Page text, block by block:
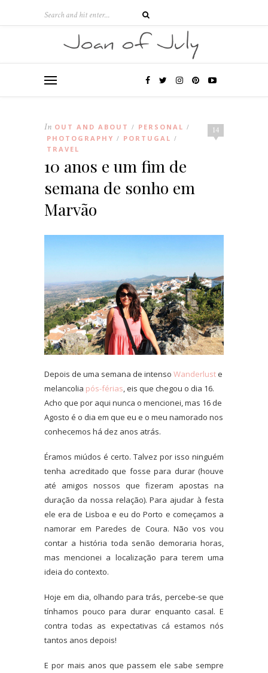
14
In OUT AND ABOUT / PERSONAL /
PHOTOGRAPHY / PORTUGAL /
TRAVEL
10 anos e um fim de
semana de sonho em
Marvão
Depois de uma semana de intenso Wanderluste
melancolia pós-férias, eis que chegou o dia 16.
Acho que por aqui nunca o mencionei, mas 16 de
Agosto é o dia em que eu e o meu namorado nos
conhecemos há dez anos atrás.
Éramos miúdos é certo. Talvez por isso ninguém
tenha acreditado que fosse para durar (houve
até amigos nossos que fizeram apostas na
duração da nossa relação). Para ajudar à festa
ele era de Lisboa e eu do Porto e começamos a
namorar em Paredes de Coura. Não vos vou
contar a história toda senão demoraria horas,
mas mencionei a localização para terem uma
ideia do contexto.
Hoje em dia, olhando para trás, percebe-se que
tínhamos pouco para durar enquanto casal. E
contra todas as expectativas cá estamos nós
tantos anos depois!
E por mais anos que passem ele sabe sempre